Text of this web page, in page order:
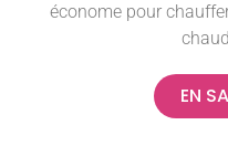
économe pour
EN